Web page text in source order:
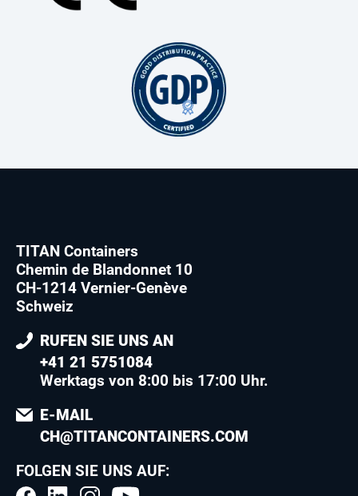
TITAN Containers
Chemin de Blandonnet 10
CH-1214 Vernier-Genève
Schweiz
RUFEN SIE UNS AN
+41 21 5751084
Werktags von 8:00 bis 17:00 Uhr.
E-MAIL
CH@TITANCONTAINERS.COM
FOLGEN SIE UNS AUF: